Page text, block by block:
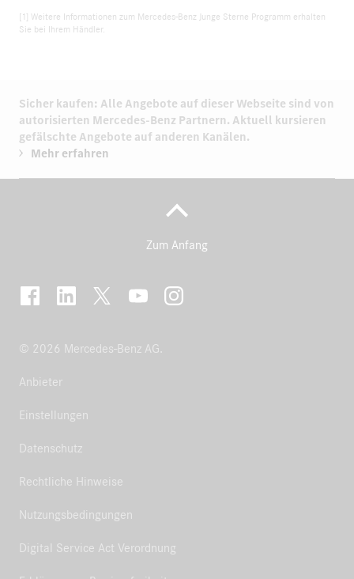
[1] Weitere Informationen zum Mercedes-Benz Junge Sterne Programm erhalten
Sie bei Ihrem Händler.
Sicher kaufen: Alle Angebote auf dieser Webseite sind von
autorisierten Mercedes-Benz Partnern. Aktuell kursieren
gefälschte Angebote auf anderen Kanälen.
Mehr erfahren
Zum Anfang
© 2026 Mercedes-Benz AG.
Anbieter
Einstellungen
Datenschutz
Rechtliche Hinweise
Nutzungsbedingungen
Digital Service Act Verordnung